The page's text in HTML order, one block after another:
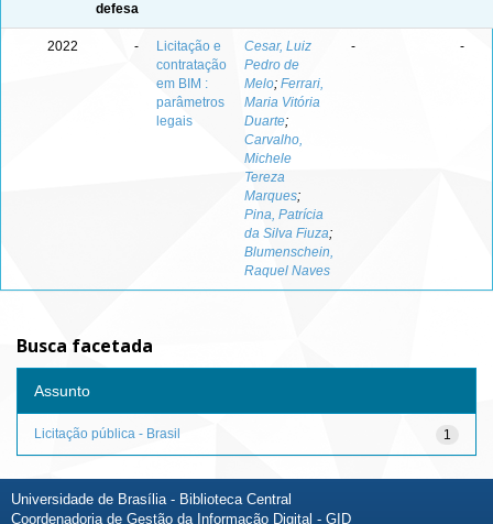
defesa
2022 -
Licitação e
contratação
em BIM :
parâmetros
legais
Cesar, Luiz
Pedro de
Melo; Ferrari,
Maria Vitória
Duarte;
Carvalho,
Michele
Tereza
Marques;
Pina, Patrícia
da Silva Fiuza;
Blumenschein,
Raquel Naves
- -
Busca facetada
Assunto
1
Licitação pública - Brasil
Universidade de Brasília - Biblioteca Central
Coordenadoria de Gestão da Informação Digital - GID